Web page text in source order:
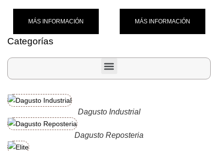
MÁS INFORMACIÓN MÁS INFORMACIÓN
Categorías
Dagusto Industrial
Dagusto Reposteria